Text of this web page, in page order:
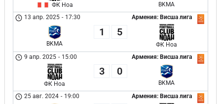
ФК Ноа
BKMA
Армения: Висша лига
13 апр. 2025 - 17:30
BKMA
1 5
ФК Ноа
Армения: Висша лига
9 апр. 2025 - 15:00
ФК Ноа
3 0
BKMA
Армения: Висша лига
25 авг. 2024 - 19:00